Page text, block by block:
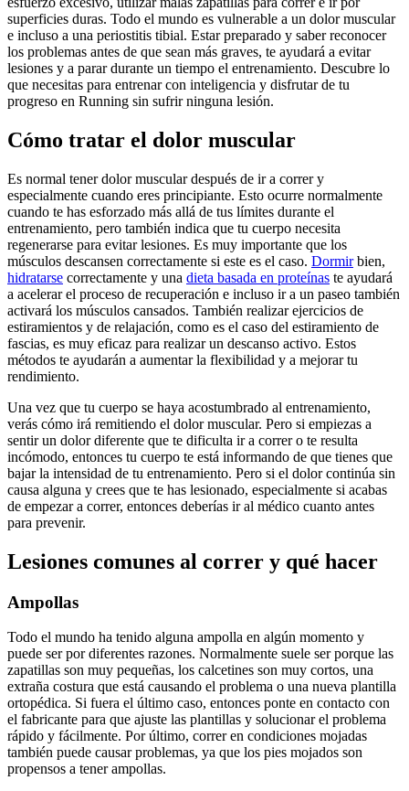
superficies duras. Todo el mundo es vulnerable a un dolor muscular
e incluso a una periostitis tibial. Estar preparado y saber reconocer
los problemas antes de que sean más graves, te ayudará a evitar
lesiones y a parar durante un tiempo el entrenamiento. Descubre lo
que necesitas para entrenar con inteligencia y disfrutar de tu
progreso en Running sin sufrir ninguna lesión.
Cómo tratar el dolor muscular
Es normal tener dolor muscular después de ir a correr y
especialmente cuando eres principiante. Esto ocurre normalmente
cuando te has esforzado más allá de tus límites durante el
entrenamiento, pero también indica que tu cuerpo necesita
regenerarse para evitar lesiones. Es muy importante que los
músculos descansen correctamente si este es el caso. Dormirbien,
hidratarse correctamente y una dieta basada en proteínas te ayudará
a acelerar el proceso de recuperación e incluso ir a un paseo también
activará los músculos cansados. También realizar ejercicios de
estiramientos y de relajación, como es el caso del estiramiento de
fascias, es muy eficaz para realizar un descanso activo. Estos
métodos te ayudarán a aumentar la flexibilidad y a mejorar tu
rendimiento.
Una vez que tu cuerpo se haya acostumbrado al entrenamiento,
verás cómo irá remitiendo el dolor muscular. Pero si empiezas a
sentir un dolor diferente que te dificulta ir a correr o te resulta
incómodo, entonces tu cuerpo te está informando de que tienes que
bajar la intensidad de tu entrenamiento. Pero si el dolor continúa sin
causa alguna y crees que te has lesionado, especialmente si acabas
de empezar a correr, entonces deberías ir al médico cuanto antes
para prevenir.
Lesiones comunes al correr y qué hacer
Ampollas
Todo el mundo ha tenido alguna ampolla en algún momento y
puede ser por diferentes razones. Normalmente suele ser porque las
zapatillas son muy pequeñas, los calcetines son muy cortos, una
extraña costura que está causando el problema o una nueva plantilla
ortopédica. Si fuera el último caso, entonces ponte en contacto con
el fabricante para que ajuste las plantillas y solucionar el problema
rápido y fácilmente. Por último, correr en condiciones mojadas
también puede causar problemas, ya que los pies mojados son
propensos a tener ampollas.